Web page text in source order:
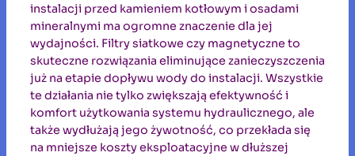
instalacji przed kamieniem kotłowym i osadami
mineralnymi ma ogromne znaczenie dla jej
wydajności. Filtry siatkowe czy magnetyczne to
skuteczne rozwiązania eliminujące zanieczyszczenia
już na etapie dopływu wody do instalacji. Wszystkie
te działania nie tylko zwiększają efektywność i
komfort użytkowania systemu hydraulicznego, ale
także wydłużają jego żywotność, co przekłada się
na mniejsze koszty eksploatacyjne w dłuższej